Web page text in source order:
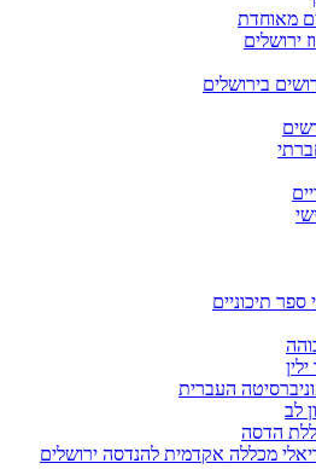
מאוחדת
ירושלים
בירושלים
ספר תיכוניים
העברית
לב
הדסה
מכללה אקדמית להנדסה ירושלים